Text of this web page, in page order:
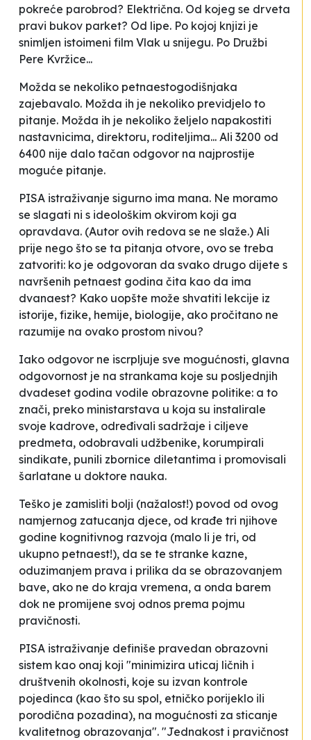
pokreće parobrod? Električna. Od kojeg se drveta
pravi bukov parket? Od lipe. Po kojoj knjizi je
snimljen istoimeni film Vlak u snijegu. Po Družbi
Pere Kvržice...
Možda se nekoliko petnaestogodišnjaka
zajebavalo. Možda ih je nekoliko previdjelo to
pitanje. Možda ih je nekoliko željelo napakostiti
nastavnicima, direktoru, roditeljima... Ali 3200 od
6400 nije dalo tačan odgovor na najprostije
moguće pitanje.
PISA istraživanje sigurno ima mana. Ne moramo
se slagati ni s ideološkim okvirom koji ga
opravdava. (Autor ovih redova se ne slaže.) Ali
prije nego što se ta pitanja otvore, ovo se treba
zatvoriti: ko je odgovoran da svako drugo dijete s
navršenih petnaest godina čita kao da ima
dvanaest? Kako uopšte može shvatiti lekcije iz
istorije, fizike, hemije, biologije, ako pročitano ne
razumije na ovako prostom nivou?
Iako odgovor ne iscrpljuje sve mogućnosti, glavna
odgovornost je na strankama koje su posljednjih
dvadeset godina vodile obrazovne politike: a to
znači, preko ministarstava u koja su instalirale
svoje kadrove, određivali sadržaje i ciljeve
predmeta, odobravali udžbenike, korumpirali
sindikate, punili zbornice diletantima i promovisali
šarlatane u doktore nauka.
Teško je zamisliti bolji (nažalost!) povod od ovog
namjernog zatucanja djece, od krađe tri njihove
godine kognitivnog razvoja (malo li je tri, od
ukupno petnaest!), da se te stranke kazne,
oduzimanjem prava i prilika da se obrazovanjem
bave, ako ne do kraja vremena, a onda barem
dok ne promijene svoj odnos prema pojmu
pravičnosti.
PISA istraživanje definiše pravedan obrazovni
sistem kao onaj koji "minimizira uticaj ličnih i
društvenih okolnosti, koje su izvan kontrole
pojedinca (kao što su spol, etničko porijeklo ili
porodična pozadina), na mogućnosti za sticanje
kvalitetnog obrazovanja". "Jednakost i pravičnost